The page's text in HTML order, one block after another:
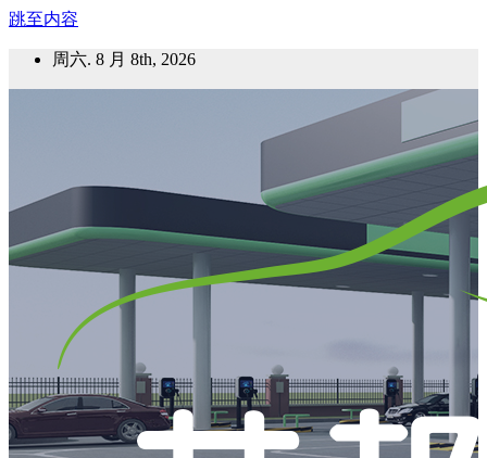
跳至内容
周六. 8 月 8th, 2026